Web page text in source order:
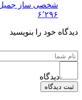
شخصی ساز جمیل
۶٬۲۹۶
خود را بنویسید
دیدگاه